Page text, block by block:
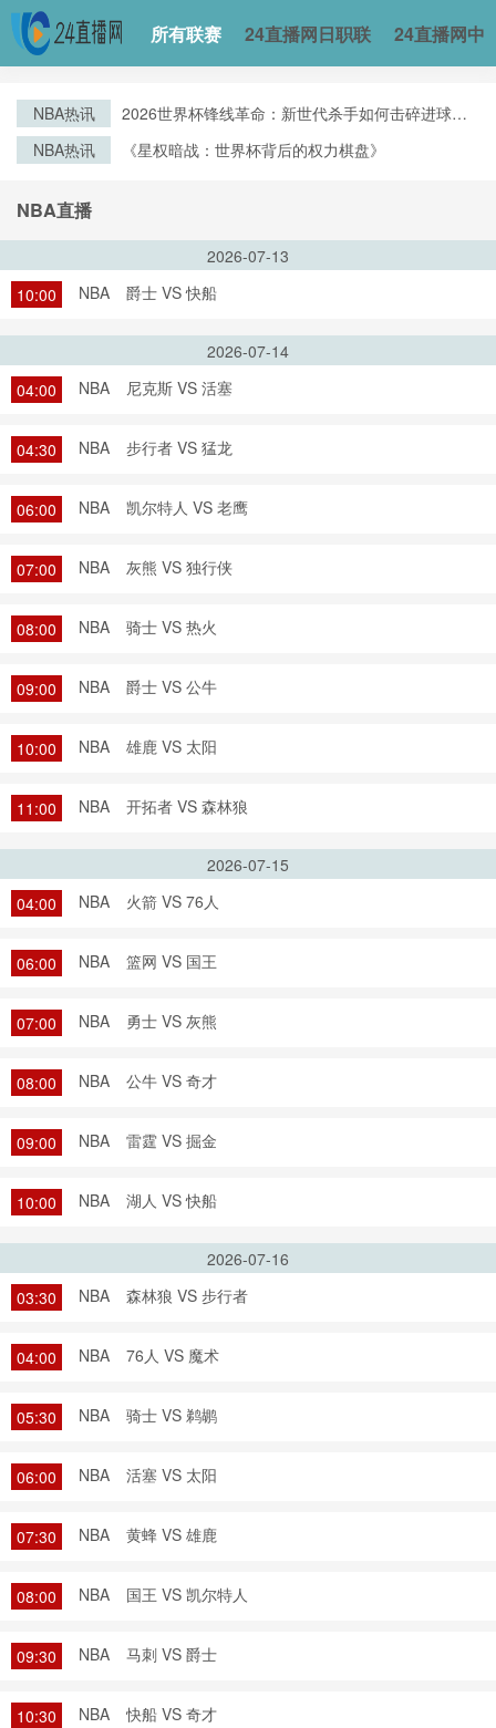
所有联赛 24直播网日职联 24直播网中
NBA热讯
2026世界杯锋线革命：新世代杀手如何击碎进球纪
NBA热讯 《星权暗战：世界杯背后的权力棋盘》
NBA直播
2026-07-13
10:00
NBA 爵士 VS 快船
2026-07-14
04:00
NBA 尼克斯 VS 活塞
04:30 NBA 步行者 VS 猛龙
06:00 NBA 凯尔特人 VS 老鹰
07:00 NBA 灰熊 VS 独行侠
08:00 NBA 骑士 VS 热火
09:00 NBA 爵士 VS 公牛
10:00 NBA 雄鹿 VS 太阳
11:00 NBA 开拓者 VS 森林狼
2026-07-15
04:00
NBA 火箭 VS 76人
06:00 NBA 篮网 VS 国王
07:00 NBA 勇士 VS 灰熊
08:00 NBA 公牛 VS 奇才
09:00 NBA 雷霆 VS 掘金
10:00 NBA 湖人 VS 快船
2026-07-16
03:30
NBA 森林狼 VS 步行者
04:00 NBA 76人 VS 魔术
05:30 NBA 骑士 VS 鹈鹕
06:00 NBA 活塞 VS 太阳
07:30 NBA 黄蜂 VS 雄鹿
08:00 NBA 国王 VS 凯尔特人
09:30 NBA 马刺 VS 爵士
10:30 NBA 快船 VS 奇才